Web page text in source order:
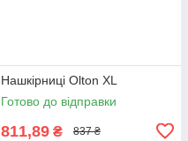
Нашкірниці Olton XL
Готово до відправки
811,89 ₴ 837 ₴